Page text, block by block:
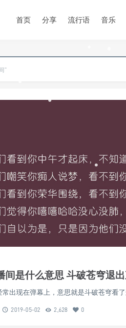
首页 分享 流行语 音乐
"
间是什么意思 斗破苍穹退
出现在弹幕上，意思就是斗破苍穹看
2019-05-02 2,628 0
•
•
•